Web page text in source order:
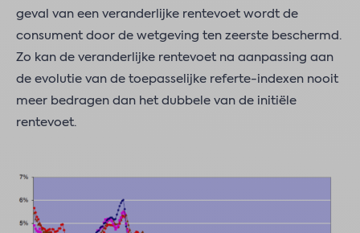
geval van een veranderlijke rentevoet wordt de
consument door de wetgeving ten zeerste beschermd.
Zo kan de veranderlijke rentevoet na aanpassing aan
de evolutie van de toepasselijke referte-indexen nooit
meer bedragen dan het dubbele van de initiële
rentevoet.